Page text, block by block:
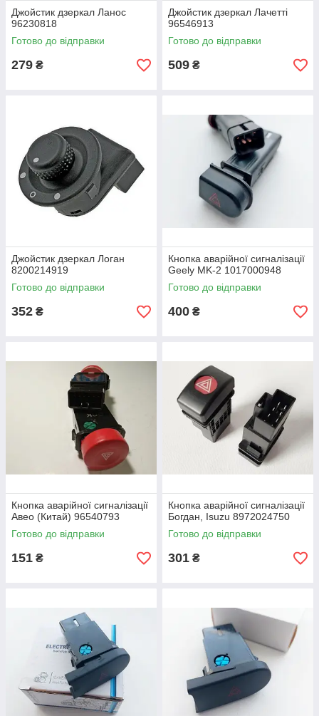
Джойстик дзеркал Ланос
96230818
Готово до відправки
279 ₴
Джойстик дзеркал Лачетті
96546913
Готово до відправки
509 ₴
Джойстик дзеркал Логан
8200214919
Готово до відправки
352 ₴
Кнопка аварійної сигналізації
Geely MK-2 1017000948
Готово до відправки
400 ₴
Кнопка аварійної сигналізації
Авео (Китай) 96540793
Готово до відправки
151 ₴
Кнопка аварійної сигналізації
Богдан, Isuzu 8972024750
Готово до відправки
301 ₴